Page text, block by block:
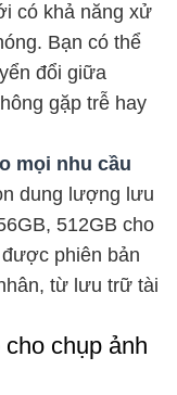
có khả năng xử
Bạn có thể
đổi giữa
gặp trễ hay
mọi nhu cầu
dung lượng lưu
512GB cho
phiên bản
từ lưu trữ tài
chụp ảnh